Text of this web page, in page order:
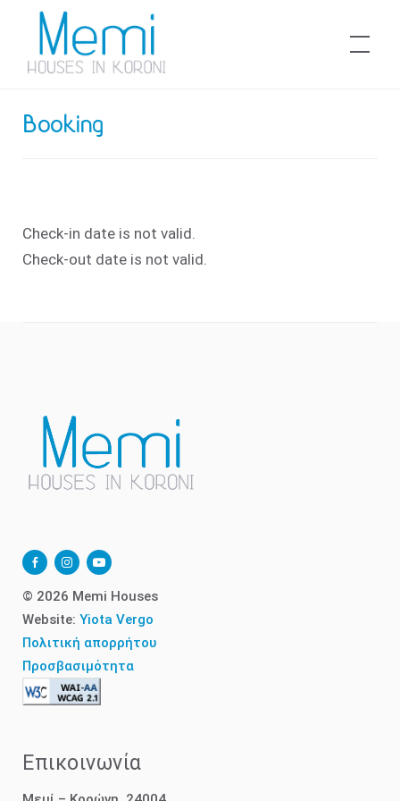
content
Memi Houses
Booking
Check-in date is not valid.
Check-out date is not valid.
facebook-
alt
instagram
youtube-
play
© 2026 Memi Houses
Website: Yiota Vergo
Πολιτική απορρήτου
Προσβασιμότητα
Επικοινωνία